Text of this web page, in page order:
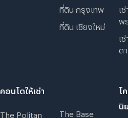
ที่ดิน กรุงเทพ
ที่ดิน เชียงใหม่
เ
พ
เ
ดา
คอนโดให้เช่า
The Politan
The Base
โ
นิ